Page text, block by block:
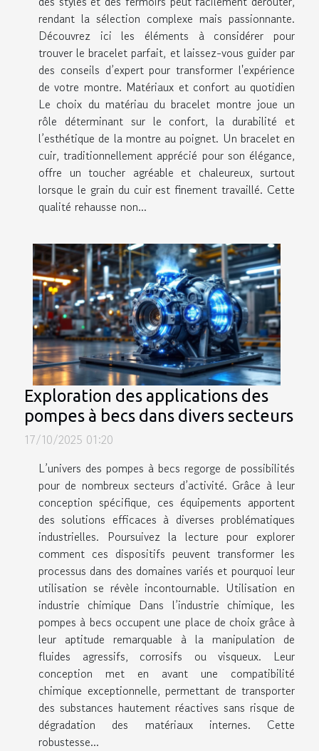
rendant la sélection complexe mais passionnante.
Découvrez ici les éléments à considérer pour
trouver le bracelet parfait, et laissez-vous guider par
des conseils d’expert pour transformer l'expérience
de votre montre. Matériaux et confort au quotidien
Le choix du matériau du bracelet montre joue un
rôle déterminant sur le confort, la durabilité et
l’esthétique de la montre au poignet. Un bracelet en
cuir, traditionnellement apprécié pour son élégance,
offre un toucher agréable et chaleureux, surtout
lorsque le grain du cuir est finement travaillé. Cette
qualité rehausse non...
Exploration des applications des
pompes à becs dans divers secteurs
17/10/2025 01:20
L’univers des pompes à becs regorge de possibilités
pour de nombreux secteurs d’activité. Grâce à leur
conception spécifique, ces équipements apportent
des solutions efficaces à diverses problématiques
industrielles. Poursuivez la lecture pour explorer
comment ces dispositifs peuvent transformer les
processus dans des domaines variés et pourquoi leur
utilisation se révèle incontournable. Utilisation en
industrie chimique Dans l’industrie chimique, les
pompes à becs occupent une place de choix grâce à
leur aptitude remarquable à la manipulation de
fluides agressifs, corrosifs ou visqueux. Leur
conception met en avant une compatibilité
chimique exceptionnelle, permettant de transporter
des substances hautement réactives sans risque de
dégradation des matériaux internes. Cette
robustesse...